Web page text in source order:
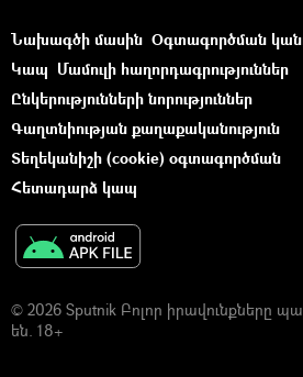
Նախագծի մասին Օգտագործման
Կապ Մամուլի հաղորդագրություններ
Ընկերությունների նորություններ
Գաղտնիության քաղաքականություն
Տեղեկանիշի (cookie) օգտագործման
Հետադարձ կապ
© 2026 Sputnik Բոլոր իրավունքները
են. 18+